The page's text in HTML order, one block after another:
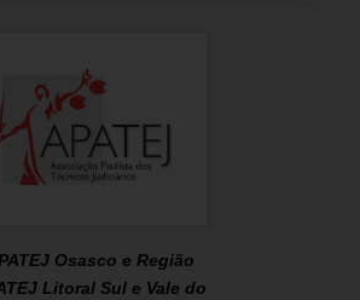
Osasco e Região
Litoral Sul e Vale do